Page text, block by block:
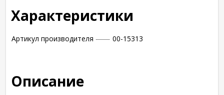
Характеристики
Артикул производителя 00-15313
Описание